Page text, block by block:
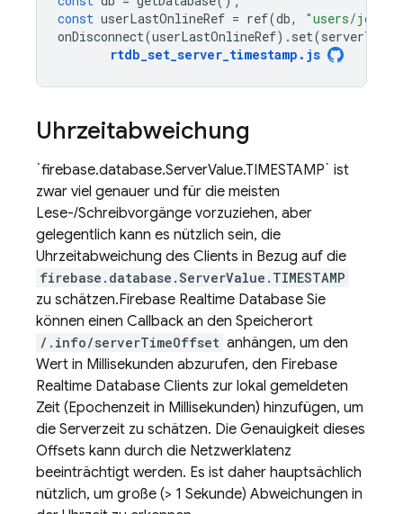
const userLastOnlineRef = ref(db,
"users/joe/
onDisconnect(userLastOnlineRef). set(
rtdb_set_server_timestamp . js
Uhrzeitabweichung
`firebase.database.ServerValue.TIMESTAMP` ist
zwar viel genauer und für die meisten
Lese-/Schreibvorgänge vorzuziehen, aber
gelegentlich kann es nützlich sein, die
Uhrzeitabweichung des Clients in Bezug auf die
firebase.database.ServerValue.TIMESTAMP
zu schätzen.Firebase Realtime Database Sie
können einen Callback an den Speicherort
/.info/serverTimeOffset anhängen, um den
Wert in Millisekunden abzurufen, den Firebase
Realtime Database Clients zur lokal gemeldeten
Zeit (Epochenzeit in Millisekunden) hinzufügen, um
die Serverzeit zu schätzen. Die Genauigkeit dieses
Offsets kann durch die Netzwerklatenz
beeinträchtigt werden. Es ist daher hauptsächlich
nützlich, um große (> 1 Sekunde) Abweichungen in